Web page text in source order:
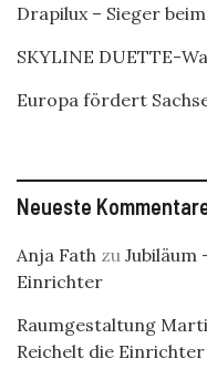
Drapilux – Sieger
SKYLINE DUETTE-
Europa fördert
Neueste
Anja Fath zu Jubiläum
Einrichter
Raumgestaltung
Reichelt die Einrichter